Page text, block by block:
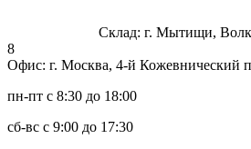
Склад: г. Мытищи,
8
Офис: г. Москва, 4-й Кожевнический
пн-пт с 8:30 до 18:00
сб-вс с 9:00 до 17:30